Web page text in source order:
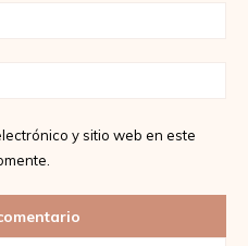
y sitio web en este